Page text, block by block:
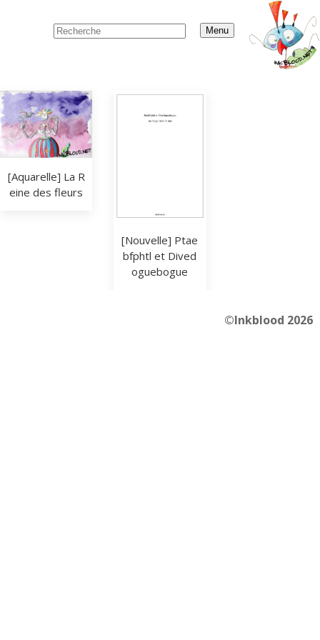
Menu
[Aquarelle] La R
eine des fleurs
[Nouvelle] Ptae
bfphtl et Dived
oguebogue
©Inkblood 2026